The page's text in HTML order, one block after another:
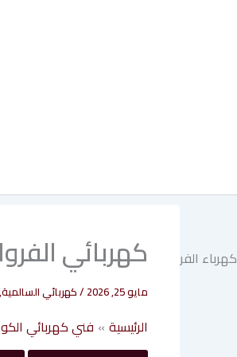
كهربائي الفروانية –
مايو 25, 2026 /كهربائي السالمية,
الرئيسية فني كهربائي